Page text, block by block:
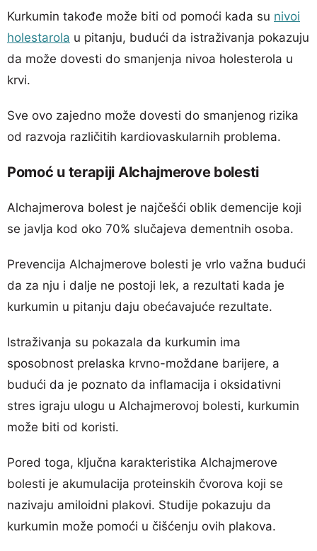
Kurkumin takođe može biti od pomoći kada su nivoi
holestarola u pitanju, budući da istraživanja pokazuju
da može dovesti do smanjenja nivoa holesterola u
krvi.
Sve ovo zajedno može dovesti do smanjenog rizika
od razvoja različitih kardiovaskularnih problema.
Pomoć u terapiji Alchajmerove bolesti
Alchajmerova bolest je najčešći oblik demencije koji
se javlja kod oko 70% slučajeva dementnih osoba.
Prevencija Alchajmerove bolesti je vrlo važna budući
da za nju i dalje ne postoji lek, a rezultati kada je
kurkumin u pitanju daju obećavajuće rezultate.
Istraživanja su pokazala da kurkumin ima
sposobnost prelaska krvno-moždane barijere, a
budući da je poznato da inflamacija i oksidativni
stres igraju ulogu u Alchajmerovoj bolesti, kurkumin
može biti od koristi.
Pored toga, ključna karakteristika Alchajmerove
bolesti je akumulacija proteinskih čvorova koji se
nazivaju amiloidni plakovi. Studije pokazuju da
kurkumin može pomoći u čišćenju ovih plakova.